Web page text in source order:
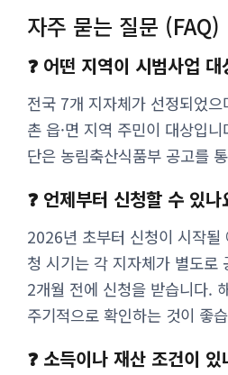
자주 묻는 질문 (FAQ)
❓ 어떤 지역이 시범사업
전국 7개 지자체가 선정되었
촌 읍·면 지역 주민이 대상입
단은 농림축산식품부 공고를
❓ 언제부터 신청할 수 있나
2026년 초부터 신청이 시작될
청 시기는 각 지자체가 별도로
2개월 전에 신청을 받습니다.
주기적으로 확인하는 것이 좋
❓ 소득이나 재산 조건이 있